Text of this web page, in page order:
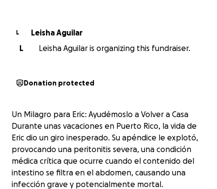
L
Leisha Aguilar
L
Leisha Aguilar is organizing this fundraiser.
Donation protected
Un Milagro para Eric: Ayudémoslo a Volver a Casa
Durante unas vacaciones en Puerto Rico, la vida de
Eric dio un giro inesperado. Su apéndice le explotó,
provocando una peritonitis severa, una condición
médica crítica que ocurre cuando el contenido del
intestino se filtra en el abdomen, causando una
infección grave y potencialmente mortal.